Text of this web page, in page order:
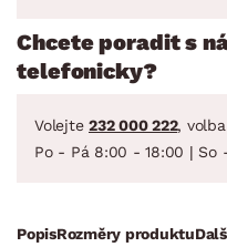
Chcete poradit s
telefonicky?
Volejte 232 000 222,
Po - Pá 8:00 - 18:00 | So
PopisRozměry produktu